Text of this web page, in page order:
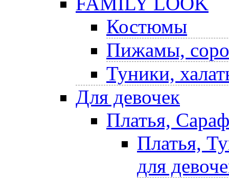
Костюмы
Пижамы,
Туники,
Для девочек
Платья,
Платья,
для